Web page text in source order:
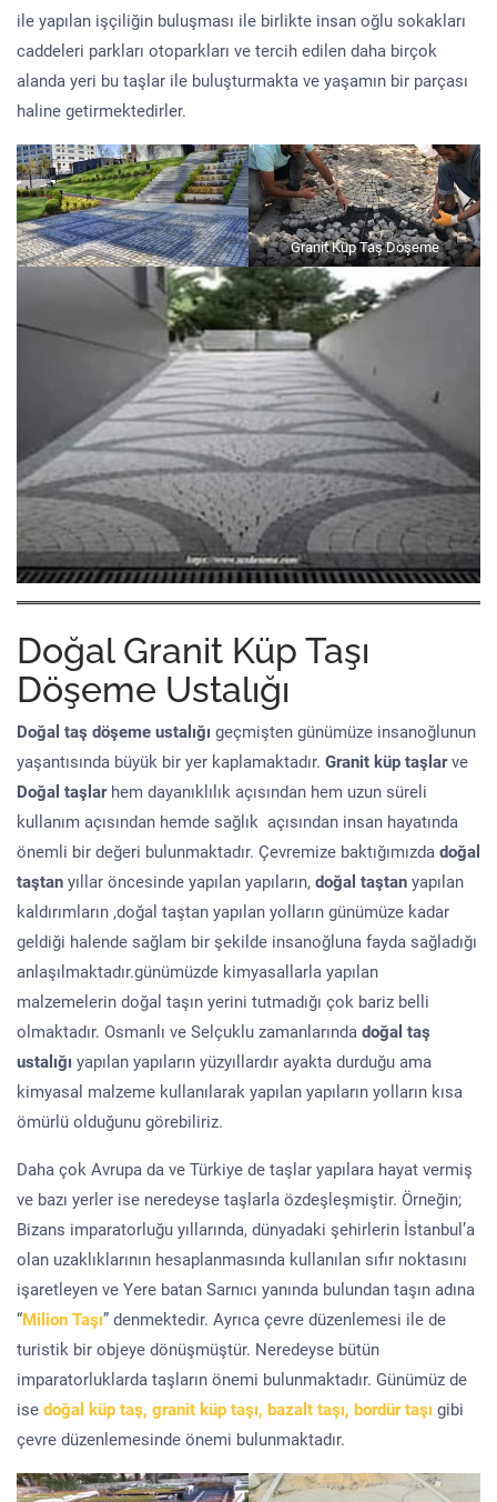
ile yapılan işçiliğin buluşması ile birlikte insan oğlu sokakları
caddeleri parkları otoparkları ve tercih edilen daha birçok
alanda yeri bu taşlar ile buluşturmakta ve yaşamın bir parçası
haline getirmektedirler.
Granit Küp Taş Döşeme
Doğal Granit Küp Taşı
Döşeme Ustalığı
Doğal taş döşeme ustalığı geçmişten günümüze insanoğlunun
yaşantısında büyük bir yer kaplamaktadır. Granit küp taşlarve
Doğal taşlar hem dayanıklılık açısından hem uzun süreli
kullanım açısından hemde sağlık açısından insan hayatında
önemli bir değeri bulunmaktadır. Çevremize baktığımızda doğal
taştan yıllar öncesinde yapılan yapıların, doğal taştan yapılan
kaldırımların ,doğal taştan yapılan yolların günümüze kadar
geldiği halende sağlam bir şekilde insanoğluna fayda sağladığı
anlaşılmaktadır.günümüzde kimyasallarla yapılan
malzemelerin doğal taşın yerini tutmadığı çok bariz belli
olmaktadır. Osmanlı ve Selçuklu zamanlarında doğal taş
ustalığı yapılan yapıların yüzyıllardır ayakta durduğu ama
kimyasal malzeme kullanılarak yapılan yapıların yolların kısa
ömürlü olduğunu görebiliriz.
Daha çok Avrupa da ve Türkiye de taşlar yapılara hayat vermiş
ve bazı yerler ise neredeyse taşlarla özdeşleşmiştir. Örneğin;
Bizans imparatorluğu yıllarında, dünyadaki şehirlerin İstanbul’a
olan uzaklıklarının hesaplanmasında kullanılan sıfır noktasını
işaretleyen ve Yere batan Sarnıcı yanında bulundan taşın adına
“Milion Taşı” denmektedir. Ayrıca çevre düzenlemesi ile de
turistik bir objeye dönüşmüştür. Neredeyse bütün
imparatorluklarda taşların önemi bulunmaktadır. Günümüz de
ise doğal küp taş, granit küp taşı, bazalt taşı, bordür taşı gibi
çevre düzenlemesinde önemi bulunmaktadır.